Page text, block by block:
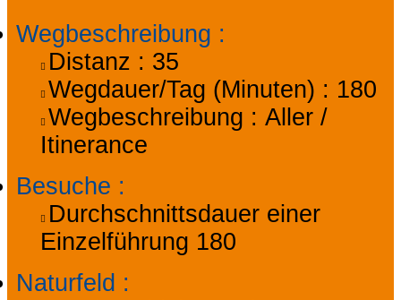
Wegbeschreibung :
Distanz : 35
Wegdauer/Tag (Minuten) : 180
Wegbeschreibung : Aller /
Itinerance
Besuche :
Durchschnittsdauer einer
Einzelführung 180
Naturfeld :